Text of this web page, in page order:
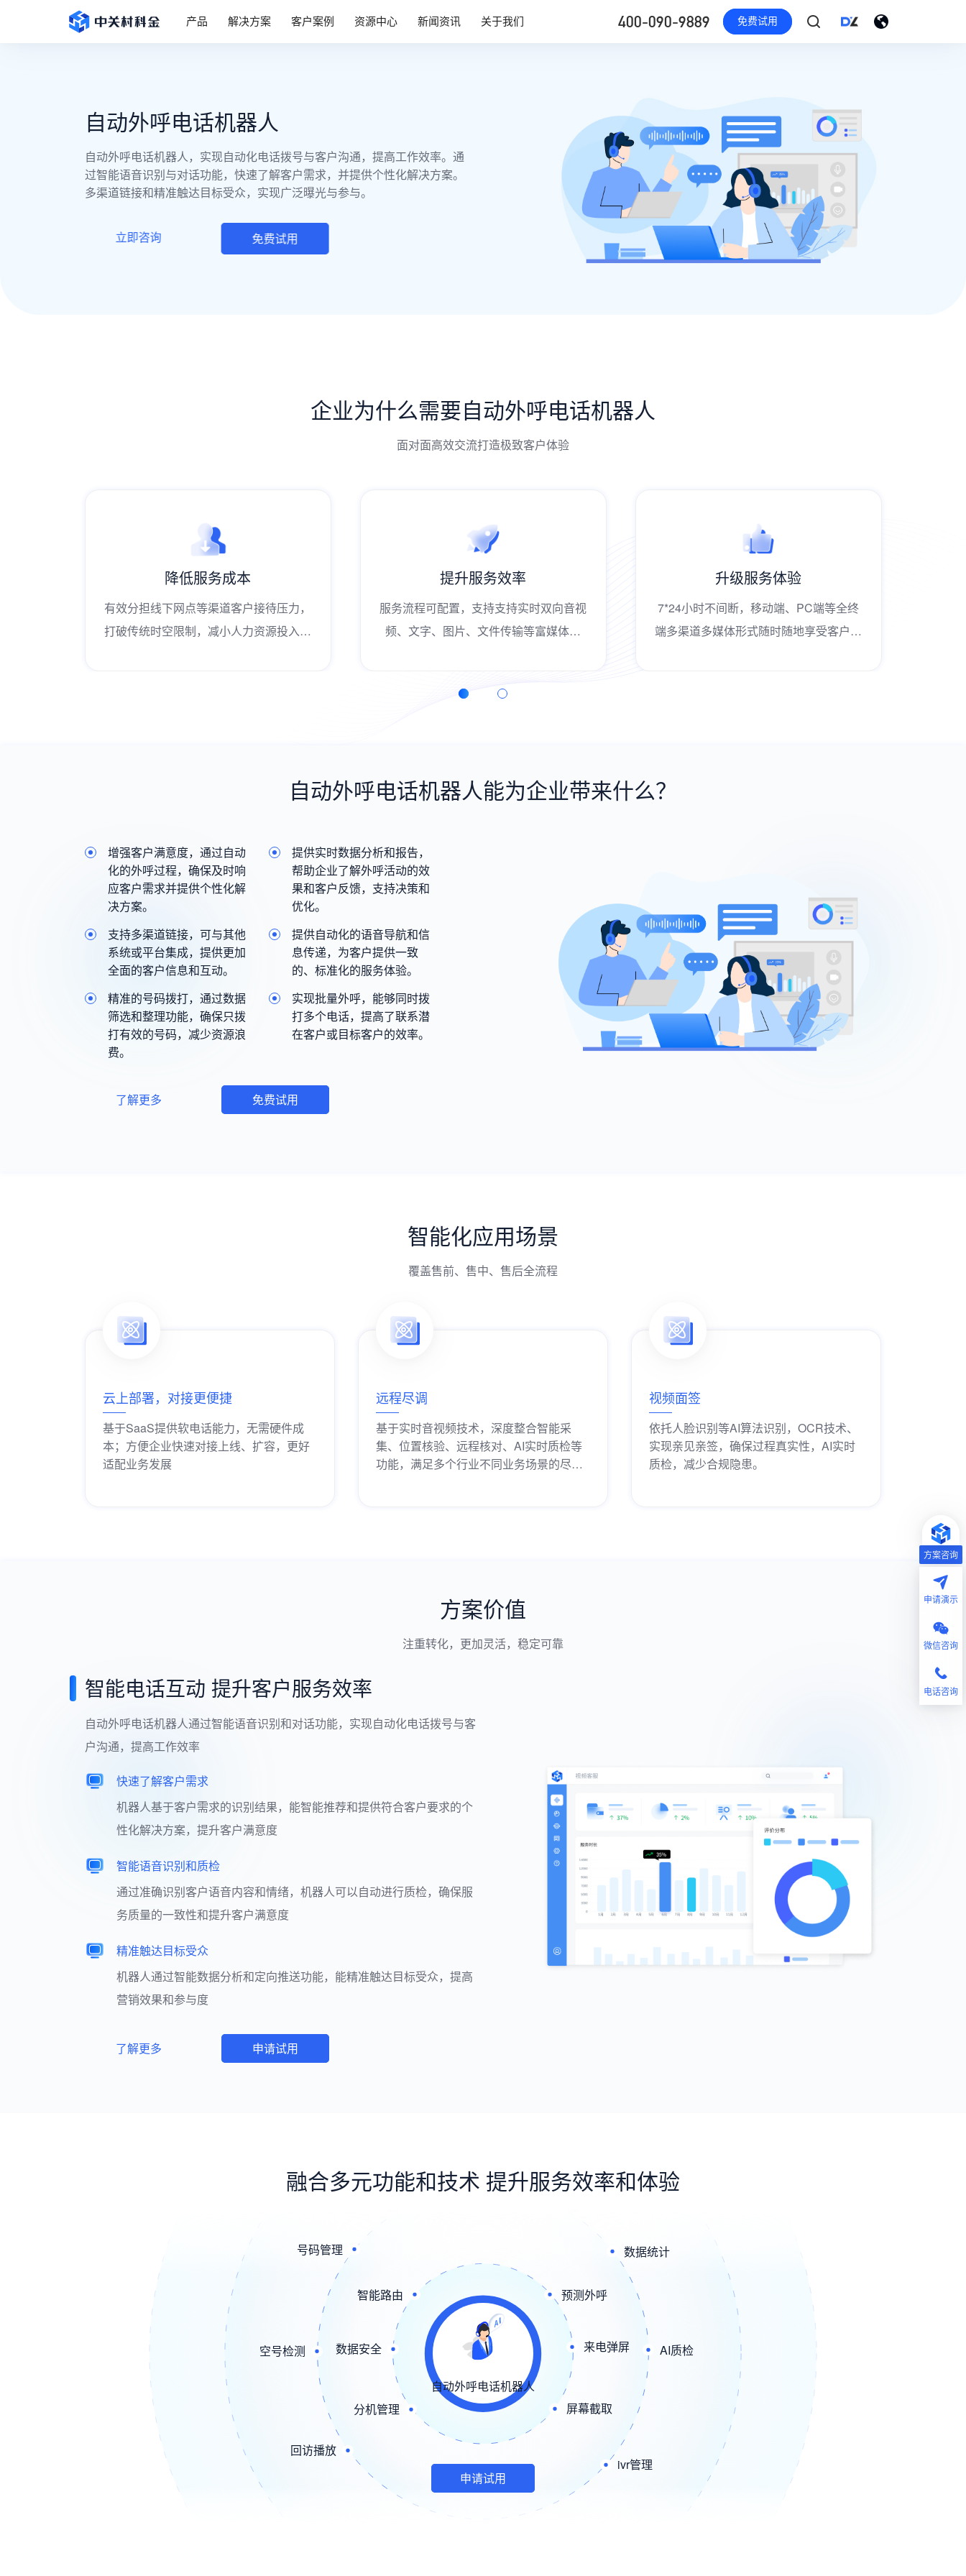
产品 解决方案 客户案例 资源中心 新闻资讯 关于我们 400-090-9889 免费试用
自动外呼电话机器人
自动外呼电话机器人，实现自动化电话拨号与客户沟通，提高工作效率。通
过智能语音识别与对话功能，快速了解客户需求，并提供个性化解决方案。
多渠道链接和精准触达目标受众，实现广泛曝光与参与。
立即咨询 免费试用
企业为什么需要自动外呼电话机器人
面对面高效交流打造极致客户体验
提升服务效率
服务流程可配置，支持支持实时双向音视
频、文字、图片、文件传输等富媒体功
升级服务体验
7*24小时不间断，移动端、PC端等全终
端多渠道多媒体形式随时随地享受客户服
降低服务成本
有效分担线下网点等渠道客户接待压力，
打破传统时空限制，减小人力资源投入，
自动外呼电话机器人能为企业带来什么？
增强客户满意度，通过自动
化的外呼过程，确保及时响
应客户需求并提供个性化解
决方案。
提供实时数据分析和报告，
帮助企业了解外呼活动的效
果和客户反馈，支持决策和
优化。
支持多渠道链接，可与其他
系统或平台集成，提供更加
全面的客户信息和互动。
提供自动化的语音导航和信
息传递，为客户提供一致
的、标准化的服务体验。
精准的号码拨打，通过数据
筛选和整理功能，确保只拨
打有效的号码，减少资源浪
费。
实现批量外呼，能够同时拨
打多个电话，提高了联系潜
在客户或目标客户的效率。
了解更多 免费试用
智能化应用场景
覆盖售前、售中、售后全流程
云上部署，对接更便捷
基于SaaS提供软电话能力，无需硬件成
本；方便企业快速对接上线、扩容，更好
适配业务发展
远程尽调
基于实时音视频技术，深度整合智能采
集、位置核验、远程核对、AI实时质检等
功能，满足多个行业不同业务场景的尽职
视频面签
依托人脸识别等AI算法识别，OCR技术、
实现亲见亲签，确保过程真实性，AI实时
质检，减少合规隐患。
方案价值
注重转化，更加灵活，稳定可靠
智能电话互动 提升客户服务效率
自动外呼电话机器人通过智能语音识别和对话功能，实现自动化电话拨号与客
户沟通，提高工作效率
快速了解客户需求
机器人基于客户需求的识别结果，能智能推荐和提供符合客户要求的个
性化解决方案，提升客户满意度
智能语音识别和质检
通过准确识别客户语音内容和情绪，机器人可以自动进行质检，确保服
务质量的一致性和提升客户满意度
精准触达目标受众
机器人通过智能数据分析和定向推送功能，能精准触达目标受众，提高
营销效果和参与度
了解更多 申请试用
融合多元功能和技术 提升服务效率和体验
自动外呼电话机器人
智能路由 预测外呼
数据安全 来电弹屏
分机管理 屏幕截取
号码管理 数据统计
空号检测 AI质检
回访播放
ivr管理
申请试用
方案咨询
申请演示
微信咨询
电话咨询